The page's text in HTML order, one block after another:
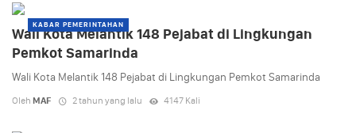
KABAR PEMERINTAHAN
Wali Kota Melantik 148 Pejabat di Lingkungan
Pemkot Samarinda
Wali Kota Melantik 148 Pejabat di Lingkungan Pemkot Samarinda
Oleh MAF 2 tahun yang lalu 4147 Kali